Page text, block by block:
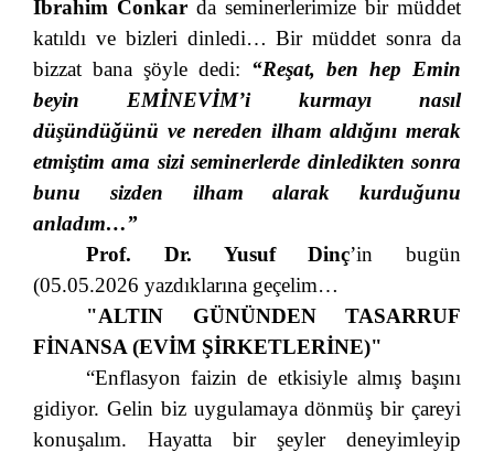
İbrahim Conkar da seminerlerimize bir müddet
katıldı ve bizleri dinledi… Bir müddet sonra da
bizzat bana şöyle dedi: “Reşat, ben hep Emin
beyin EMİNEVİM’i kurmayı nasıl
düşündüğünü ve nereden ilham aldığını merak
etmiştim ama sizi seminerlerde dinledikten sonra
bunu sizden ilham alarak kurduğunu
anladım…”
Prof. Dr. Yusuf Dinç’in bugün
(05.05.2026 yazdıklarına geçelim…
"ALTIN GÜNÜNDEN TASARRUF
FİNANSA (EVİM ŞİRKETLERİNE)"
“Enflasyon faizin de etkisiyle almış başını
gidiyor. Gelin biz uygulamaya dönmüş bir çareyi
konuşalım. Hayatta bir şeyler deneyimleyip